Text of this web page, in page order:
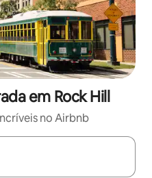
em Rock Hill
no Airbnb
disponíveis, explore-os